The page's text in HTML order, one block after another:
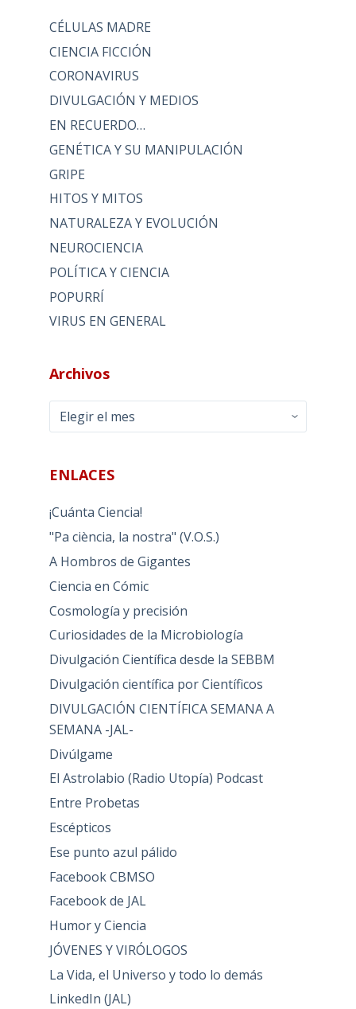
CÉLULAS MADRE
CIENCIA FICCIÓN
CORONAVIRUS
DIVULGACIÓN Y MEDIOS
EN RECUERDO…
GENÉTICA Y SU MANIPULACIÓN
GRIPE
HITOS Y MITOS
NATURALEZA Y EVOLUCIÓN
NEUROCIENCIA
POLÍTICA Y CIENCIA
POPURRÍ
VIRUS EN GENERAL
Archivos
Archivos
ENLACES
¡Cuánta Ciencia!
"Pa ciència, la nostra" (V.O.S.)
A Hombros de Gigantes
Ciencia en Cómic
Cosmología y precisión
Curiosidades de la Microbiología
Divulgación Científica desde la SEBBM
Divulgación científica por Científicos
DIVULGACIÓN CIENTÍFICA SEMANA A
SEMANA -JAL-
Divúlgame
El Astrolabio (Radio Utopía) Podcast
Entre Probetas
Escépticos
Ese punto azul pálido
Facebook CBMSO
Facebook de JAL
Humor y Ciencia
JÓVENES Y VIRÓLOGOS
La Vida, el Universo y todo lo demás
LinkedIn (JAL)